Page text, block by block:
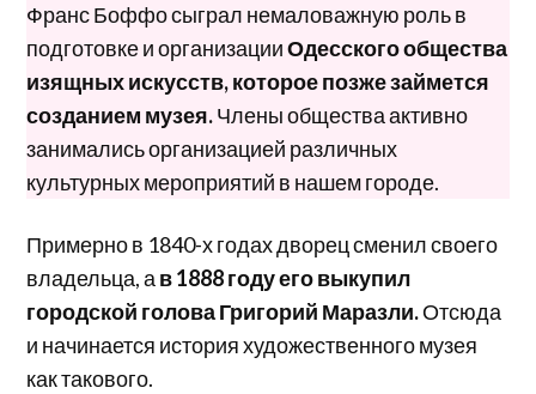
Франс Боффо сыграл немаловажную роль в
подготовке и организацииОдесского общества
изящных искусств, которое позже займется
созданием музея.Члены общества активно
занимались организацией различных
культурных мероприятий в нашем городе.
Примерно в 1840-х годах дворец сменил своего
владельца, ав 1888 году его выкупил
городской голова Григорий Маразли.Отсюда
и начинается история художественного музея
как такового.